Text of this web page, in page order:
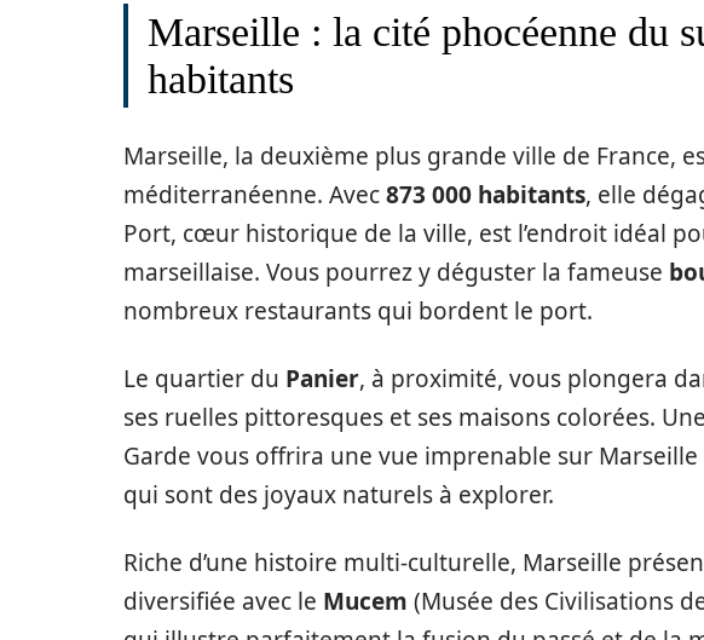
Marseille : la cité phocéenne du
habitants
Marseille, la deuxième plus grande ville de France,
méditerranéenne. Avec873 000 habitants, elle
Port, cœur historique de la ville, est l’endroit idéal
marseillaise. Vous pourrez y déguster la fameuse
nombreux restaurants qui bordent le port.
Le quartier du Panier, à proximité, vous plongera
ses ruelles pittoresques et ses maisons colorées.
Garde vous offrira une vue imprenable sur
qui sont des joyaux naturels à explorer.
Riche d’une histoire multi-culturelle, Marseille
diversifiée avec le Mucem (Musée des Civilisations